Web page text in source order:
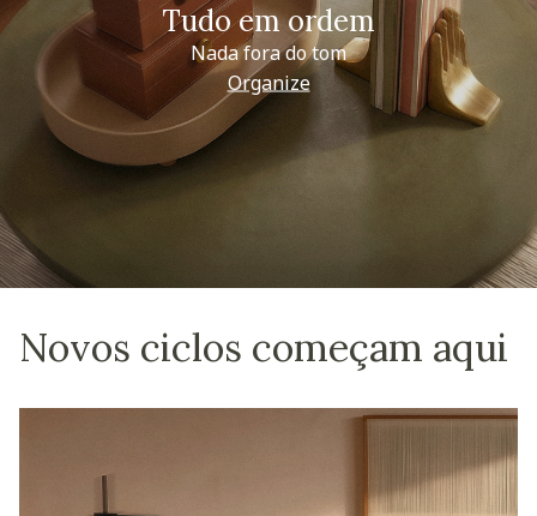
Tudo em ordem
Nada fora do tom
Organize
Novos ciclos começam aqui